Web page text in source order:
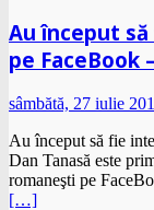
Au început
pe FaceBook
sâmbătă, 27 iulie
Au început să fie
Dan Tanasă este
romaneşti pe
[…]